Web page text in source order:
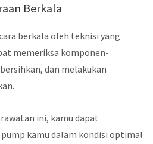
Berkala
berkala oleh teknisi yang
memeriksa komponen-
dan melakukan
ini, kamu dapat
kamu dalam kondisi optimal